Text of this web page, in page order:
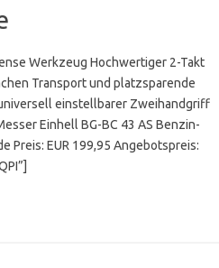
Werkzeug Hochwertiger 2-Takt
Transport und platzsparende
einstellbarer Zweihandgriff
Einhell BG-BC 43 AS Benzin-
Preis: EUR 199,95 Angebotspreis: